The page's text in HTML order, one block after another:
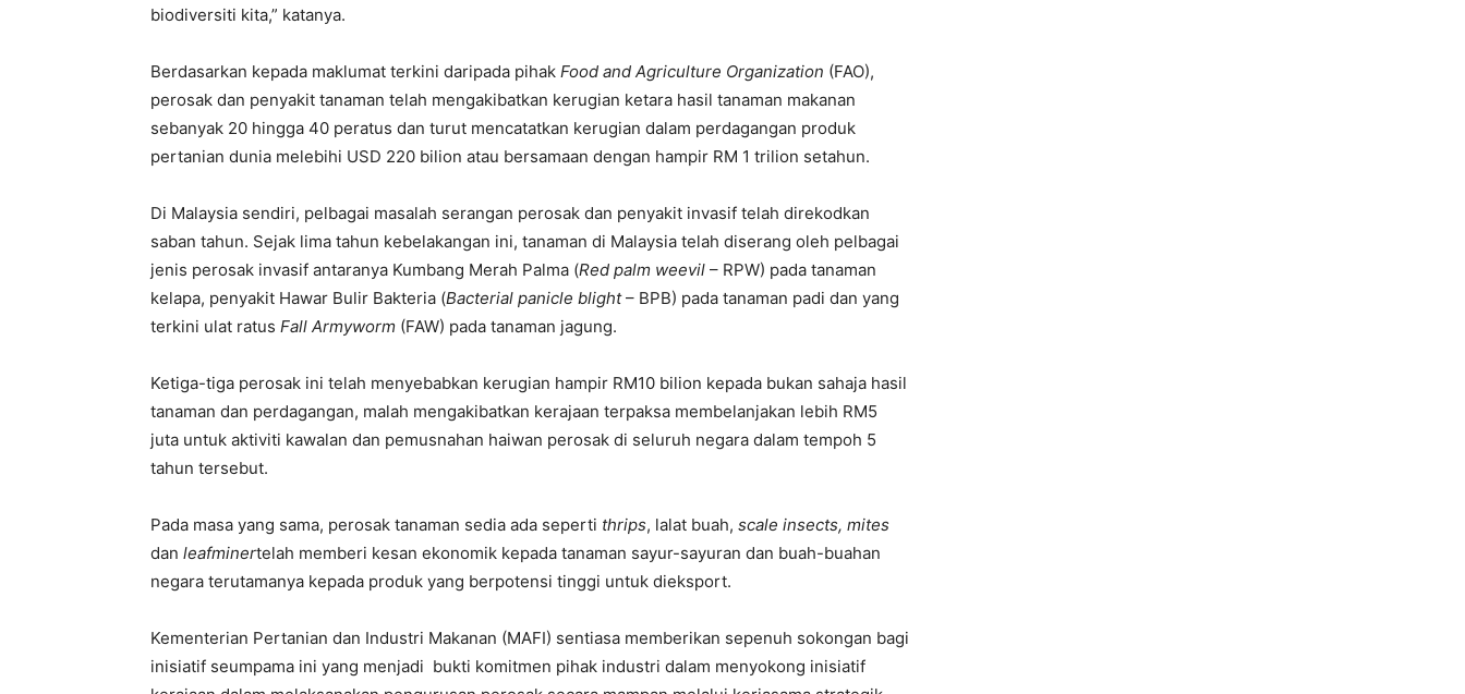
biodiversiti kita,” katanya.
Berdasarkan kepada maklumat terkini daripada pihak Food and Agriculture Organization (FAO),
perosak dan penyakit tanaman telah mengakibatkan kerugian ketara hasil tanaman makanan
sebanyak 20 hingga 40 peratus dan turut mencatatkan kerugian dalam perdagangan produk
pertanian dunia melebihi USD 220 bilion atau bersamaan dengan hampir RM 1 trilion setahun.
Di Malaysia sendiri, pelbagai masalah serangan perosak dan penyakit invasif telah direkodkan
saban tahun. Sejak lima tahun kebelakangan ini, tanaman di Malaysia telah diserang oleh pelbagai
jenis perosak invasif antaranya Kumbang Merah Palma (Red palm weevil – RPW) pada tanaman
kelapa, penyakit Hawar Bulir Bakteria (Bacterial panicle blight– BPB) pada tanaman padi dan yang
terkini ulat ratus Fall Armyworm (FAW) pada tanaman jagung.
Ketiga-tiga perosak ini telah menyebabkan kerugian hampir RM10 bilion kepada bukan sahaja hasil
tanaman dan perdagangan, malah mengakibatkan kerajaan terpaksa membelanjakan lebih RM5
juta untuk aktiviti kawalan dan pemusnahan haiwan perosak di seluruh negara dalam tempoh 5
tahun tersebut.
Pada masa yang sama, perosak tanaman sedia ada seperti thrips, lalat buah, scale insects, mites
dan leafminertelah memberi kesan ekonomik kepada tanaman sayur-sayuran dan buah-buahan
negara terutamanya kepada produk yang berpotensi tinggi untuk dieksport.
Kementerian Pertanian dan Industri Makanan (MAFI) sentiasa memberikan sepenuh sokongan bagi
inisiatif seumpama ini yang menjadi bukti komitmen pihak industri dalam menyokong inisiatif